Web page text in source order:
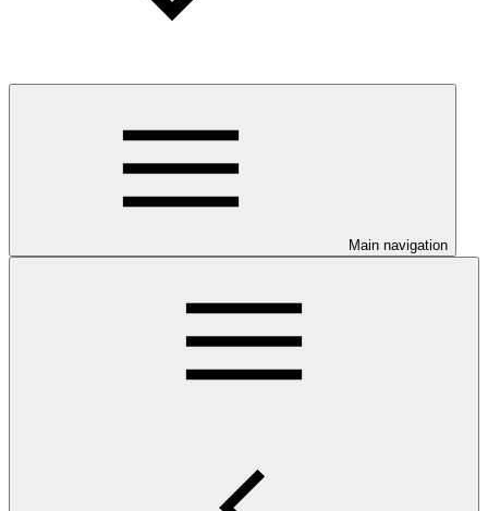
Main navigation